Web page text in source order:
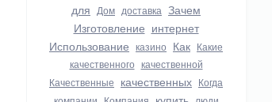
для Дом доставка Зачем
Изготовление интернет
Использование казино Как Какие
качественного качественной
Качественные качественных Когда